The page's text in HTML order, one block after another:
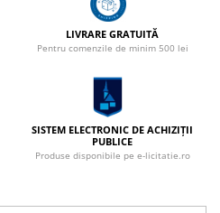
LIVRARE GRATUITĂ
Pentru comenzile de minim 500 lei
SISTEM ELECTRONIC DE ACHIZIȚII
PUBLICE
Produse disponibile pe e-licitatie.ro